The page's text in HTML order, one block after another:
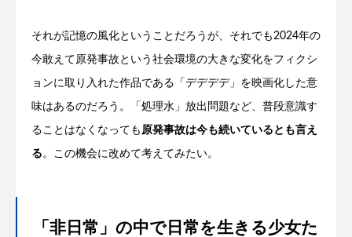
それが記憶の風化ということだろうが、それでも2024年の
今敢えて原発事故という社会環境の大きな変化をフィクシ
ョンに取り入れた作品である「デデデデ」を映画化した意
味はあるのだろう。「処理水」放出問題など、普段意識す
ることはなくなっても 原発事故は今も続いているとも言え
る。この機会に改めて考えてみたい。
「非日常」の中で日常を生きる少女た